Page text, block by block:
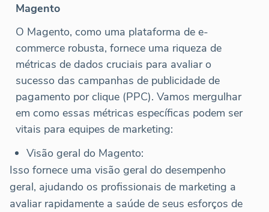
Magento
O Magento, como uma plataforma de e-
commerce robusta, fornece uma riqueza de
métricas de dados cruciais para avaliar o
sucesso das campanhas de publicidade de
pagamento por clique (PPC). Vamos mergulhar
em como essas métricas específicas podem ser
vitais para equipes de marketing:
Visão geral do Magento:
Isso fornece uma visão geral do desempenho
geral, ajudando os profissionais de marketing a
avaliar rapidamente a saúde de seus esforços de